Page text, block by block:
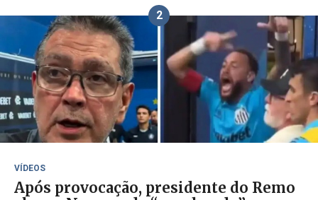
2
VÍDEOS
Após provocação, presidente do Remo